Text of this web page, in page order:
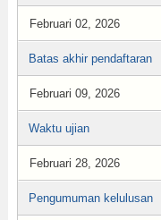
Februari 02, 2026
Batas akhir pendaftaran
Februari 09, 2026
Waktu ujian
Februari 28, 2026
Pengumuman kelulusan